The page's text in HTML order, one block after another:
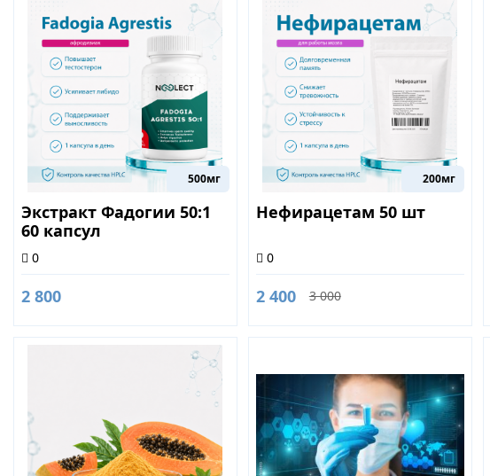
500мг
Экстракт Фадогии 50:1
60 капсул
0
2 800
200мг
Нефирацетам 50 шт
0
2 400 3 000